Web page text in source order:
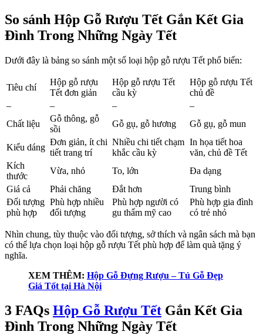
So sánh Hộp Gỗ Rượu Tết Gắn Kết Gia
Đình Trong Những Ngày Tết
Dưới đây là bảng so sánh một số loại hộp gỗ rượu Tết phổ biến:
Tiêu chí
Hộp gỗ rượu
Tết đơn giản
Hộp gỗ rượu Tết
cầu kỳ
Hộp gỗ rượu Tết
chủ đề
–
– –
–
Chất liệu
Gỗ thông, gỗ
sồi
Gỗ gụ, gỗ hương Gỗ gụ, gỗ mun
Kiểu dáng
Đơn giản, ít chi
tiết trang trí
Nhiều chi tiết chạm
khắc cầu kỳ
In họa tiết hoa
văn, chủ đề Tết
Kích
thước
Vừa, nhỏ To, lớn
Đa dạng
Giá cả
Phải chăng Đắt hơn
Trung bình
Đối tượng
phù hợp
Phù hợp nhiều
đối tượng
Phù hợp người có
gu thẩm mỹ cao
Phù hợp gia đình
có trẻ nhỏ
Nhìn chung, tùy thuộc vào đối tượng, sở thích và ngân sách mà bạn
có thể lựa chọn loại hộp gỗ rượu Tết phù hợp để làm quà tặng ý
nghĩa.
XEM THÊM: Hộp Gỗ Đựng Rượu – Tủ Gỗ Đẹp
Giá Tốt tại Hà Nội
3 FAQs Hộp Gỗ Rượu Tết Gắn Kết Gia
Đình Trong Những Ngày Tết